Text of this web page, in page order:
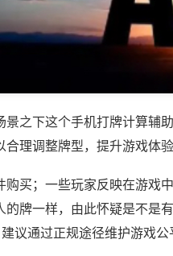
景之下这个手机打牌计算辅
合理调整牌型，提升游戏体
购买；一些玩家反映在游戏
的牌一样，由此怀疑是不是
议通过正规途径维护游戏公